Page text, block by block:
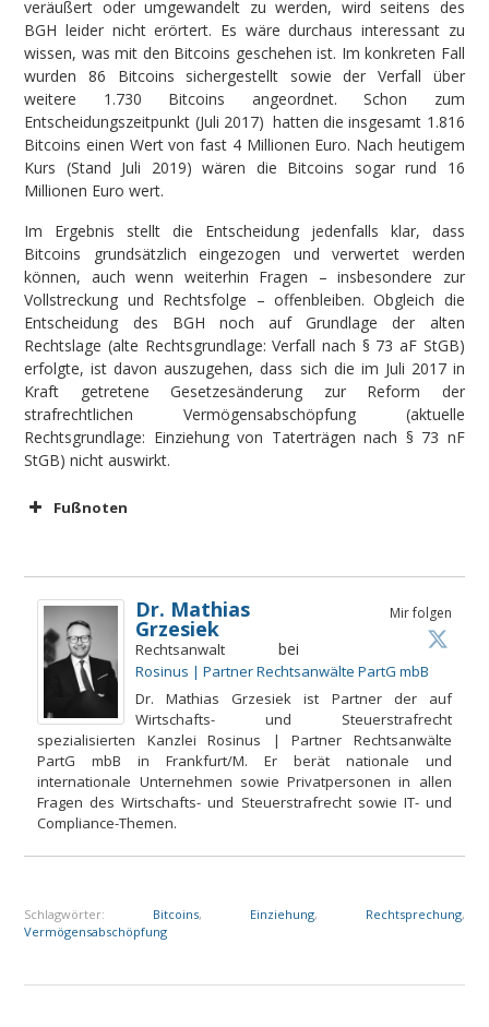
veräußert oder umgewandelt zu werden, wird seitens des
BGH leider nicht erörtert. Es wäre durchaus interessant zu
wissen, was mit den Bitcoins geschehen ist. Im konkreten Fall
wurden 86 Bitcoins sichergestellt sowie der Verfall über
weitere 1.730 Bitcoins angeordnet. Schon zum
Entscheidungszeitpunkt (Juli 2017) hatten die insgesamt 1.816
Bitcoins einen Wert von fast 4 Millionen Euro. Nach heutigem
Kurs (Stand Juli 2019) wären die Bitcoins sogar rund 16
Millionen Euro wert.
Im Ergebnis stellt die Entscheidung jedenfalls klar, dass
Bitcoins grundsätzlich eingezogen und verwertet werden
können, auch wenn weiterhin Fragen ­­– insbesondere zur
Vollstreckung und Rechtsfolge – offenbleiben. Obgleich die
Entscheidung des BGH noch auf Grundlage der alten
Rechtslage (alte Rechtsgrundlage: Verfall nach § 73 aF StGB)
erfolgte, ist davon auszugehen, dass sich die im Juli 2017 in
Kraft getretene Gesetzesänderung zur Reform der
strafrechtlichen Vermögensabschöpfung (aktuelle
Rechtsgrundlage: Einziehung von Taterträgen nach § 73 nF
StGB) nicht auswirkt.
Fußnoten
Mir folgen
Dr. Mathias
Grzesiek
Rechtsanwalt bei
Rosinus | Partner Rechtsanwälte PartG mbB
Dr. Mathias Grzesiek ist Partner der auf
Wirtschafts- und Steuerstrafrecht
spezialisierten Kanzlei Rosinus | Partner Rechtsanwälte
PartG mbB in Frankfurt/M. Er berät nationale und
internationale Unternehmen sowie Privatpersonen in allen
Fragen des Wirtschafts- und Steuerstrafrecht sowie IT- und
Compliance-Themen.
Schlagwörter: Bitcoins, Einziehung, Rechtsprechung,
Vermögensabschöpfung